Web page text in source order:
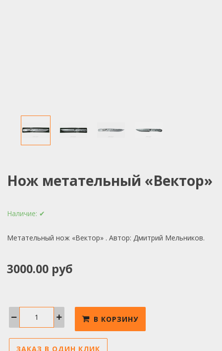
Нож метательный «Вектор»
Наличие: ✔
Метательный нож «Вектор» . Автор: Дмитрий Мельников.
3000.00 руб
В КОРЗИНУ
ЗАКАЗ В ОДИН КЛИК